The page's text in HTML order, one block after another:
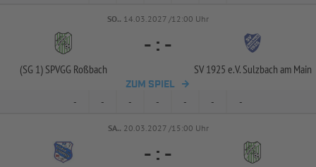
SO.. 14.03.2027 /12:00 Uhr
(SG 1) SPVGG Roßbach
- : -
SV 1925 e.V. Sulzbach am Main
ZUM SPIEL
- - - - - - -
SA.. 20.03.2027 /15:00 Uhr
- : -